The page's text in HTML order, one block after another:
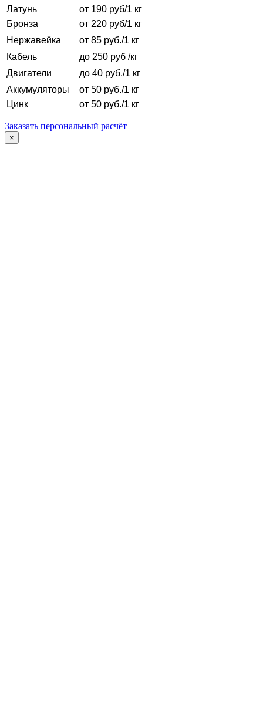
Латунь
от 190 руб/1 кг
Бронза
от 220 руб/1 кг
Нержавейка
от 85 руб./1 кг
Кабель
до 250 руб /кг
Двигатели
до 40 руб./1 кг
Аккумуляторы
от 50 руб./1 кг
Цинк
от 50 руб./1 кг
Заказать персональный расчёт
×